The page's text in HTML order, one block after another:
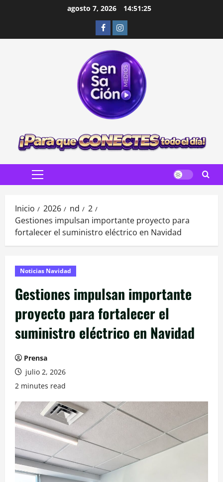
agosto 7, 2026 14:51:26
FacebookInstagram
Menú
Inicio 2026 nd
2
Gestiones impulsan importante proyecto para
fortalecer el suministro eléctrico en Navidad
Noticias Navidad
Gestiones impulsan importante
proyecto para fortalecer el
suministro eléctrico en Navidad
Prensa
julio 2, 2026
2 minutes read